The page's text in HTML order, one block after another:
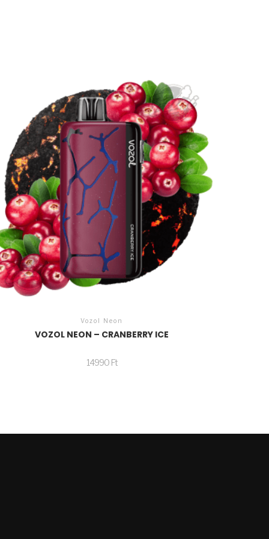
Vozol Neon
VOZOL NEON – CRANBERRY ICE
14990 Ft